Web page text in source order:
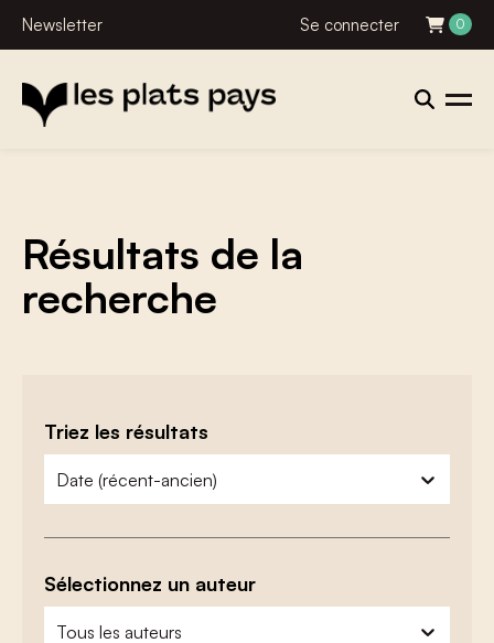
Newsletter Se connecter 0
Résultats de la
recherche
Triez les résultats
zoeken - sorteer
trier le contenu
Sélectionnez un auteur
zoeken - auteurs
sélectionnez le contenu